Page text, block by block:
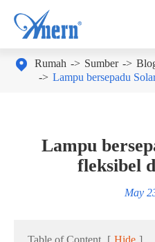
 Rumah Sumber
Lampu bersepadu
Lampu
fleksibel
May
Table of Content [ Hide ]